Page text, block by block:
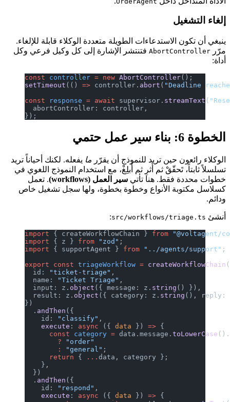
إلغاء التشغيل
ينبغي أن تكون الاستدعاءات الطويلة متعددة الوكلاء قابلة للإلغاء.
مرّر AbortControllerفتنتشر الإشارة إلى كل وكيل فرعي وكل
أداة:
const controller = new AbortController ();
setTimeout (() => controller. abort ("Deadline
const
response = await supervisor.streamText (
  abortController: controller,
});
الخطوة 6: بناء سير عمل حتمي
الوكلاء رائعون حين تريد للنموذج أن يقرّر مايفعله. لكنك أحياناً تريد
تسلسلاً ثابتاً، تَحقّقْ ثم أَثرِ ثم أَبلِغْ، مع استخدام النموذج اللغوي في
خطوات محددة فقط. هنا تأتي سير العمل (workflows)
. تعمل
كسلاسل مكتوبة الأنواع وخطوة بخطوة، ولها سجل تشغيل خاص
ودائم.
أنشئsrc/workflows/triage.ts
:
import { createWorkflowChain } from
"@voltagent/
import { z } from "zod"
import { supportAgent } from "../agents/support"
export const triageWorkflow = createWorkflowChain
  id:
"ticket-triage"
  name:
"Ticket Triage"
  input: z.
object ({ message: z.string () }),
  result: z.
object ({ category: z.string (),
})
  .
andThen ({
    id:
"classify"
    execute
: async ({ data }) => {
      const
category = data.message.toLowerCase
        ?
"order"
        :
"general"
      return
{ ... data, category };
    },
  })
  .
andThen ({
    id:
"respond"
    execute
: async ({ data }) => {